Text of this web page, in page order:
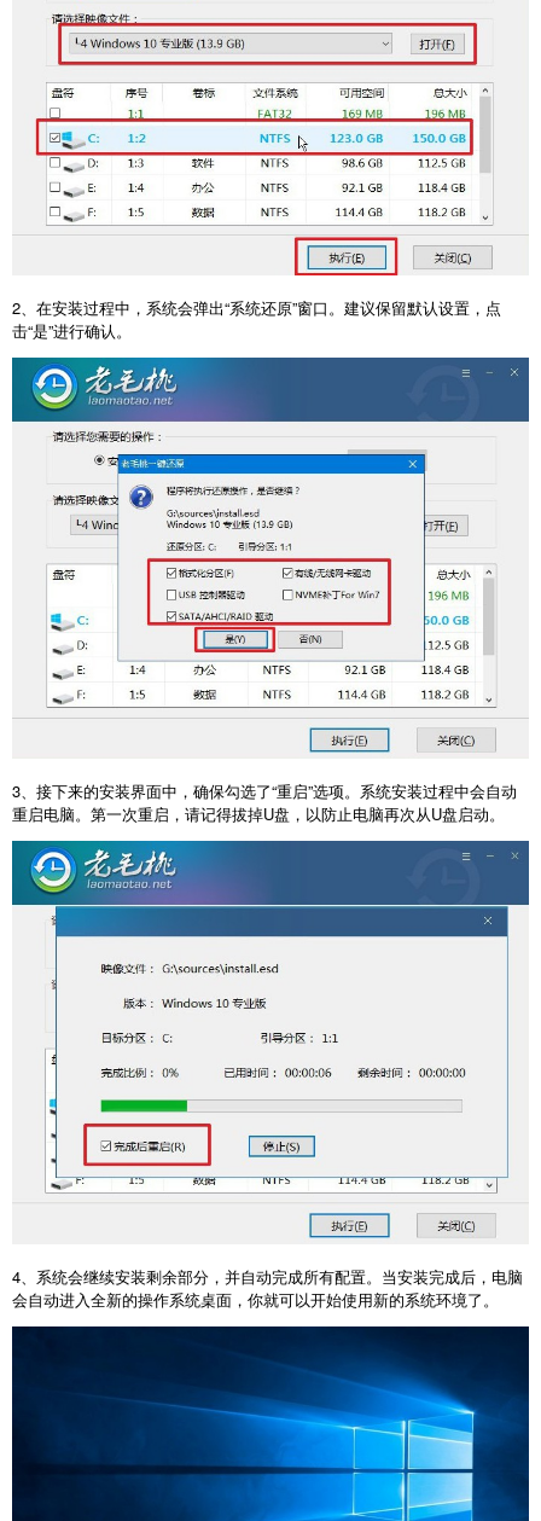
2、在安装过程中，系统会弹出“系统还原”窗口。建议保留默认设置，点
击“是”进行确认。
3、接下来的安装界面中，确保勾选了“重启”选项。系统安装过程中会自动
重启电脑。第一次重启，请记得拔掉U盘，以防止电脑再次从U盘启动。
4、系统会继续安装剩余部分，并自动完成所有配置。当安装完成后，电脑
会自动进入全新的操作系统桌面，你就可以开始使用新的系统环境了。